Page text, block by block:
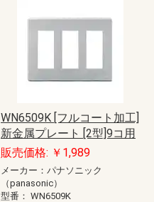
WN6509K [フルコート加工]
新金属プレート [2型]9コ用
販売価格: ￥1,989
メーカー：パナソニック
（panasonic）
型番： WN6509K